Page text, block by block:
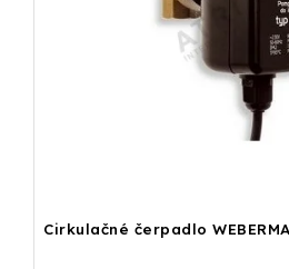
Cirkulačné čerpadlo